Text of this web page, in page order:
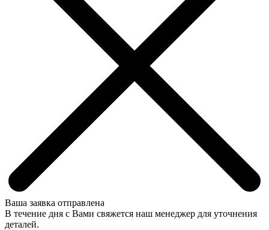
Ваша заявка отправлена
В течение дня с Вами свяжется наш менеджер для уточнения
деталей.